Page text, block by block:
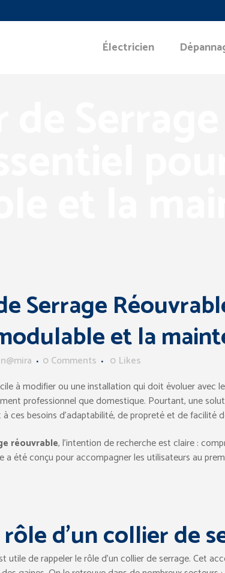
Électricien
Serrage
et la
0 Comments 0 Likes
à modifier ou une installation qui doit évoluer
professionnel que domestique. Pourtant, une
ces besoins d’adaptabilité, de propreté et de facilité
réouvrable, l’intention de recherche est claire :
a été conçu pour accompagner les utilisateurs au
d’un collier de
utile de rappeler le rôle d’un collier de serrage. Cet